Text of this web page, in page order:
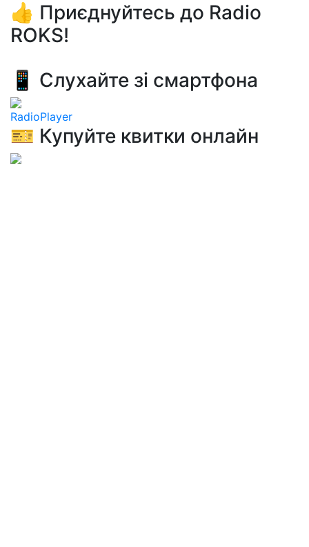
👍 Приєднуйтесь до Radio
ROKS!
📱 Слухайте зі смартфона
RadioPlayer
🎫 Купуйте квитки онлайн